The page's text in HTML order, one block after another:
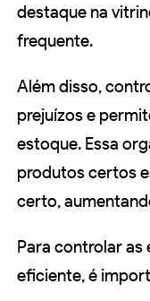
destaque na
frequente.
Além disso,
prejuízos e
estoque. Essa
produtos certos
certo,
Para controlar as
eficiente, é